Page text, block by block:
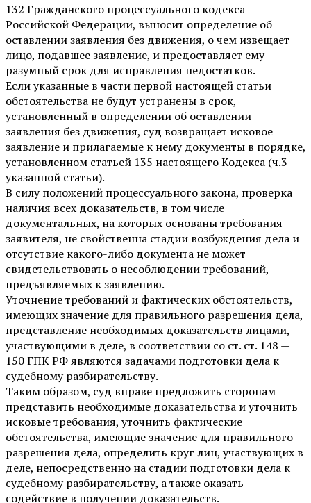
132 Гражданского процессуального кодекса
Российской Федерации, выносит определение об
оставлении заявления без движения, о чем извещает
лицо, подавшее заявление, и предоставляет ему
разумный срок для исправления недостатков.
Если указанные в части первой настоящей статьи
обстоятельства не будут устранены в срок,
установленный в определении об оставлении
заявления без движения, суд возвращает исковое
заявление и прилагаемые к нему документы в порядке,
установленном статьей 135 настоящего Кодекса (ч.3
указанной статьи).
В силу положений процессуального закона, проверка
наличия всех доказательств, в том числе
документальных, на которых основаны требования
заявителя, не свойственна стадии возбуждения дела и
отсутствие какого-либо документа не может
свидетельствовать о несоблюдении требований,
предъявляемых к заявлению.
Уточнение требований и фактических обстоятельств,
имеющих значение для правильного разрешения дела,
представление необходимых доказательств лицами,
участвующими в деле, в соответствии со ст. ст. 148 —
150 ГПК РФ являются задачами подготовки дела к
судебному разбирательству.
Таким образом, суд вправе предложить сторонам
представить необходимые доказательства и уточнить
исковые требования, уточнить фактические
обстоятельства, имеющие значение для правильного
разрешения дела, определить круг лиц, участвующих в
деле, непосредственно на стадии подготовки дела к
судебному разбирательству, а также оказать
содействие в получении доказательств.